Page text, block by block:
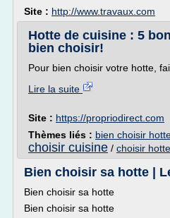
Site : http://www.travaux.com
Hotte de cuisine : 5
bien choisir!
Pour bien choisir votre hotte,
Lire la suite
Site : https://propriodirect.com
Thèmes liés : bien choisir
choisir cuisine / choisir
Bien choisir sa hotte |
Bien choisir sa hotte
Bien choisir sa hotte